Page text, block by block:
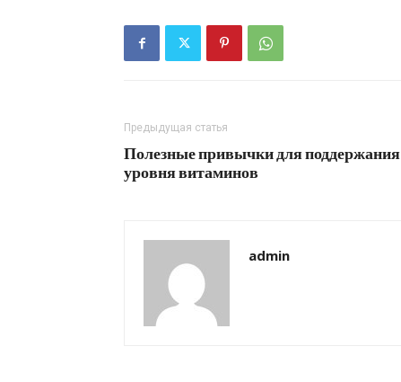
Предыдущая статья
Полезные привычки для поддержания
уровня витаминов
admin